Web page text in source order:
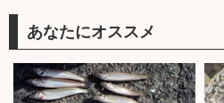
あなたにオススメ